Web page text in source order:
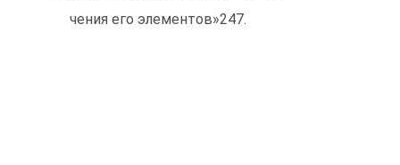
чения его элементов»247.